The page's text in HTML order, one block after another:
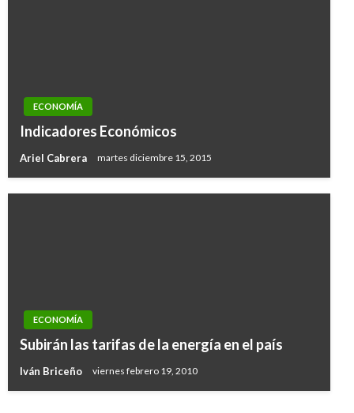
ECONOMÍA
Indicadores Económicos
Ariel Cabrera martes diciembre 15, 2015
ECONOMÍA
Subirán las tarifas de la energía en el país
Iván Briceño viernes febrero 19, 2010
SuperSociedades presentó avances en la
lucha contra la captación ilícita y el soborno